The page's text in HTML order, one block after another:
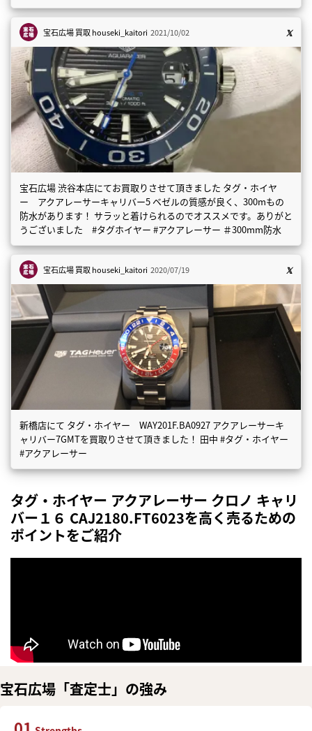
宝石広場 買取houseki_kaitori 2021/10/02
宝石広場 渋谷本店にてお買取りさせて頂きました タグ・ホイヤ
ー アクアレーサーキャリバー5 ベゼルの質感が良く、300mもの
防水があります！ サラッと着けられるのでオススメです。ありがと
うございました #タグホイヤー #アクアレーサー ＃300mm防水
宝石広場 買取houseki_kaitori 2020/07/19
新橋店にて タグ・ホイヤー WAY201F.BA0927 アクアレーサーキ
ャリバー7GMTを買取りさせて頂きました！ 田中 #タグ・ホイヤー
#アクアレーサー
タグ・ホイヤー アクアレーサー クロノ キャリ
バー１６ CAJ2180.FT6023を高く売るための
ポイントをご紹介
宝石広場「査定士」の強み